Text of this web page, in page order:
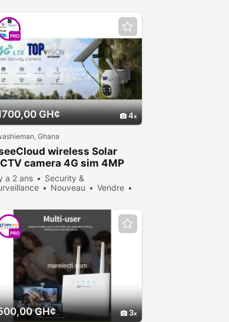
GH¢ 4
PRO
Ghana
wireless Solar
camera 4G sim 4MP
a 2 ans
Security &
Nouveau
Vendre
GH¢ 3
PRO